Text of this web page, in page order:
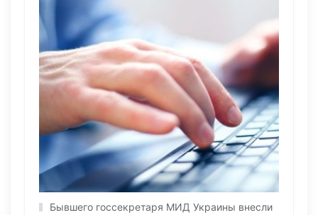
Бывшего госсекретаря МИД Украины внесли